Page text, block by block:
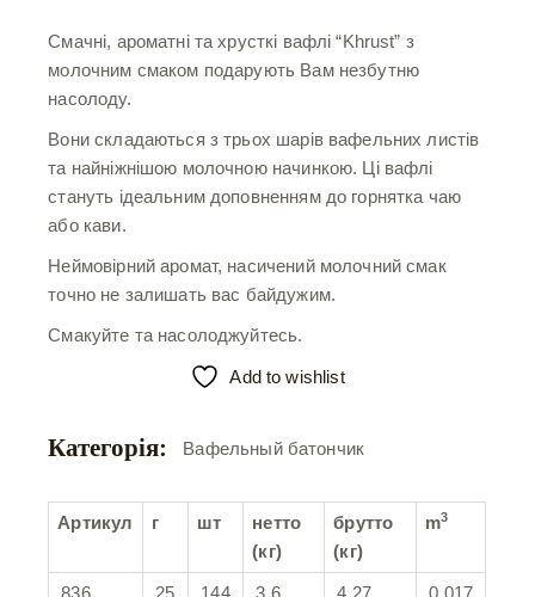
Смачні, ароматні та хрусткі вафлі “Khrust” з
молочним смаком подарують Вам незбутню
насолоду.
Вони складаються з трьох шарів вафельних листів
та найніжнішою молочною начинкою. Ці вафлі
стануть ідеальним доповненням до горнятка чаю
або кави.
Неймовірний аромат, насичений молочний смак
точно не залишать вас байдужим.
Смакуйте та насолоджуйтесь.
Add to wishlist
Категорія: Вафельный батончик
Артикул г шт
нетто
(кг)
брутто
(кг)
m3
836 25 144 3.6 4.27 0.017